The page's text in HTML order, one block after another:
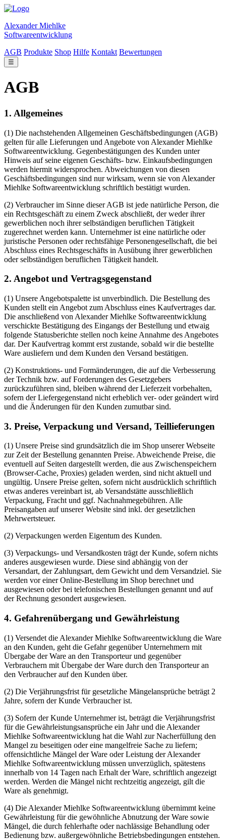
Alexander Miehlke
Softwareentwicklung
AGB Produkte Shop Hilfe Kontakt Bewertungen
☰
AGB
1. Allgemeines
(1) Die nachstehenden Allgemeinen Geschäftsbedingungen (AGB)
gelten für alle Lieferungen und Angebote von Alexander Miehlke
Softwareentwicklung. Gegenbestätigungen des Kunden unter
Hinweis auf seine eigenen Geschäfts- bzw. Einkaufsbedingungen
werden hiermit widersprochen. Abweichungen von diesen
Geschäftsbedingungen sind nur wirksam, wenn sie von Alexander
Miehlke Softwareentwicklung schriftlich bestätigt wurden.
(2) Verbraucher im Sinne dieser AGB ist jede natürliche Person, die
ein Rechtsgeschäft zu einem Zweck abschließt, der weder ihrer
gewerblichen noch ihrer selbständigen beruflichen Tätigkeit
zugerechnet werden kann. Unternehmer ist eine natürliche oder
juristische Personen oder rechtsfähige Personengesellschaft, die bei
Abschluss eines Rechtsgeschäfts in Ausübung ihrer gewerblichen
oder selbständigen beruflichen Tätigkeit handelt.
2. Angebot und Vertragsgegenstand
(1) Unsere Angebotspalette ist unverbindlich. Die Bestellung des
Kunden stellt ein Angebot zum Abschluss eines Kaufvertrages dar.
Die anschließend von Alexander Miehlke Softwareentwicklung
verschickte Bestätigung des Eingangs der Bestellung und etwaig
folgende Statusberichte stellen noch keine Annahme des Angebotes
dar. Der Kaufvertrag kommt erst zustande, sobald wir die bestellte
Ware ausliefern und dem Kunden den Versand bestätigen.
(2) Konstruktions- und Formänderungen, die auf die Verbesserung
der Technik bzw. auf Forderungen des Gesetzgebers
zurückzuführen sind, bleiben während der Lieferzeit vorbehalten,
sofern der Liefergegenstand nicht erheblich ver- oder geändert wird
und die Änderungen für den Kunden zumutbar sind.
3. Preise, Verpackung und Versand, Teillieferungen
(1) Unsere Preise sind grundsätzlich die im Shop unserer Webseite
zur Zeit der Bestellung genannten Preise. Abweichende Preise, die
eventuell auf Seiten dargestellt werden, die aus Zwischenspeichern
(Browser-Cache, Proxies) geladen werden, sind nicht aktuell und
ungültig. Unsere Preise gelten, sofern nicht ausdrücklich schriftlich
etwas anderes vereinbart ist, ab Versandstätte ausschließlich
Verpackung, Fracht und ggf. Nachnahmegebühren. Alle
Preisangaben auf unserer Website sind inkl. der gesetzlichen
Mehrwertsteuer.
(2) Verpackungen werden Eigentum des Kunden.
(3) Verpackungs- und Versandkosten trägt der Kunde, sofern nichts
anderes ausgewiesen wurde. Diese sind abhängig von der
Versandart, der Zahlungsart, dem Gewicht und dem Versandziel. Sie
werden vor einer Online-Bestellung im Shop berechnet und
ausgewiesen oder bei telefonischen Bestellungen genannt und auf
der Rechnung gesondert ausgewiesen.
4. Gefahrenübergang und Gewährleistung
(1) Versendet die Alexander Miehlke Softwareentwicklung die Ware
an den Kunden, geht die Gefahr gegenüber Unternehmern mit
Übergabe der Ware an den Transporteur und gegenüber
Verbrauchern mit Übergabe der Ware durch den Transporteur an
den Verbraucher auf den Kunden über.
(2) Die Verjährungsfrist für gesetzliche Mängelansprüche beträgt 2
Jahre, sofern der Kunde Verbraucher ist.
(3) Sofern der Kunde Unternehmer ist, beträgt die Verjährungsfrist
für die Gewährleistungsansprüche ein Jahr und die Alexander
Miehlke Softwareentwicklung hat die Wahl zur Nacherfüllung den
Mangel zu beseitigen oder eine mangelfreie Sache zu liefern;
offensichtliche Mängel der Ware oder Leistung der Alexander
Miehlke Softwareentwicklung müssen unverzüglich, spätestens
innerhalb von 14 Tagen nach Erhalt der Ware, schriftlich angezeigt
werden. Werden die Mängel nicht rechtzeitig angezeigt, gilt die
Ware als genehmigt.
(4) Die Alexander Miehlke Softwareentwicklung übernimmt keine
Gewährleistung für die gewöhnliche Abnutzung der Ware sowie
Mängel, die durch fehlerhafte oder nachlässige Behandlung oder
Bedienung bzw. außergewöhnliche Betriebsbedingungen entstehen.